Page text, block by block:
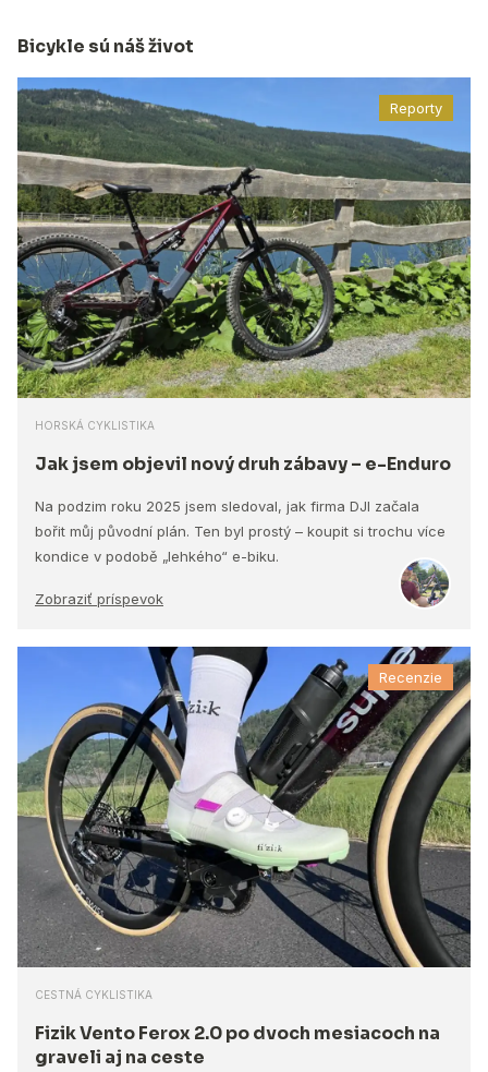
Bicykle sú náš život
Reporty
HORSKÁ CYKLISTIKA
Jak jsem objevil nový druh zábavy – e-Enduro
Na podzim roku 2025 jsem sledoval, jak firma DJI začala
bořit můj původní plán. Ten byl prostý – koupit si trochu více
kondice v podobě „lehkého“ e-biku.
Zobraziť príspevok
Recenzie
CESTNÁ CYKLISTIKA
Fizik Vento Ferox 2.0 po dvoch mesiacoch na
graveli aj na ceste